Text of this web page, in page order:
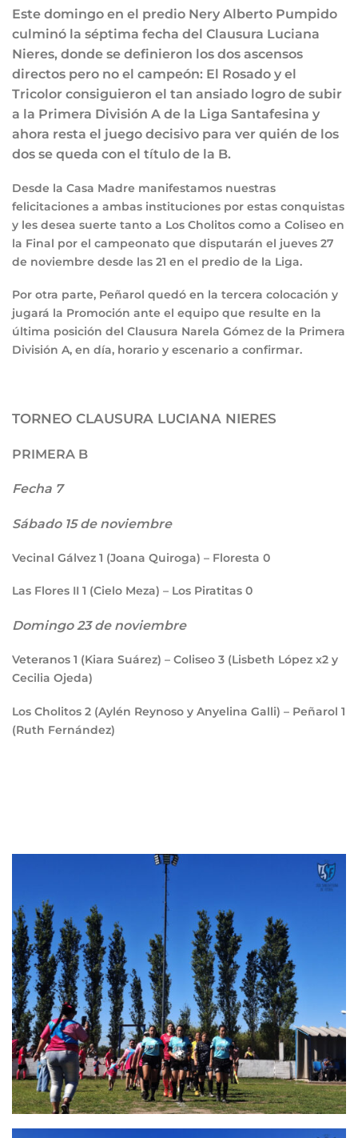
Este domingo en el predio Nery Alberto Pumpido
culminó la séptima fecha del Clausura Luciana
Nieres, donde se definieron los dos ascensos
directos pero no el campeón: El Rosado y el
Tricolor consiguieron el tan ansiado logro de subir
a la Primera División A de la Liga Santafesina y
ahora resta el juego decisivo para ver quién de los
dos se queda con el título de la B.
Desde la Casa Madre manifestamos nuestras
felicitaciones a ambas instituciones por estas conquistas
y les desea suerte tanto a Los Cholitos como a Coliseo en
la Final por el campeonato que disputarán el jueves 27
de noviembre desde las 21 en el predio de la Liga.
Por otra parte, Peñarol quedó en la tercera colocación y
jugará la Promoción ante el equipo que resulte en la
última posición del Clausura Narela Gómez de la Primera
División A, en día, horario y escenario a confirmar.
TORNEO CLAUSURA LUCIANA NIERES
PRIMERA B
Fecha 7
Sábado 15 de noviembre
Vecinal Gálvez 1 (Joana Quiroga) – Floresta 0
Las Flores II 1 (Cielo Meza) – Los Piratitas 0
Domingo 23 de noviembre
Veteranos 1 (Kiara Suárez) – Coliseo 3 (Lisbeth López x2 y
Cecilia Ojeda)
Los Cholitos 2 (Aylén Reynoso y Anyelina Galli) – Peñarol 1
(Ruth Fernández)